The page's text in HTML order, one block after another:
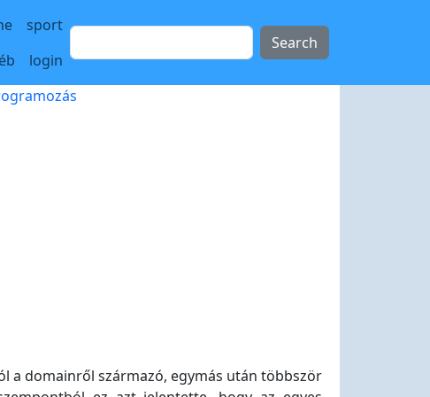
sport
login
a domainről származó, egymás után többször